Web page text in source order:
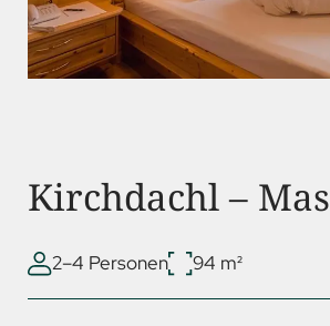
Kirchdachl –
2–4 Personen 94 m²